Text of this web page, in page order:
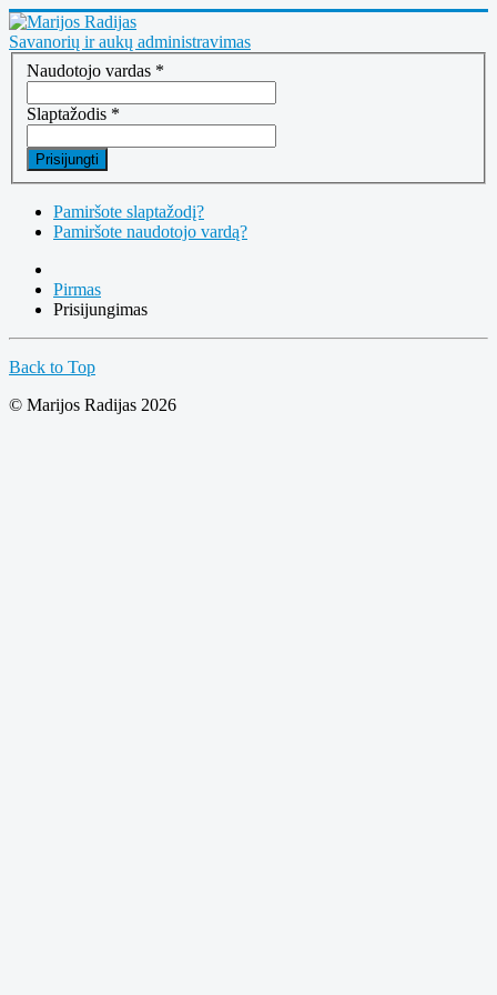
Savanorių ir aukų administravimas
Naudotojo vardas *
Slaptažodis *
Prisijungti
Pamiršote slaptažodį?
Pamiršote naudotojo vardą?
Pirmas
Prisijungimas
Back to Top
© Marijos Radijas 2026